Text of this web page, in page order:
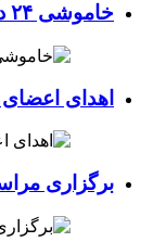
خاموشی ۲۴ دستگاه ماینر فاقد مجوز در لامرد
اهدای
برگزاری